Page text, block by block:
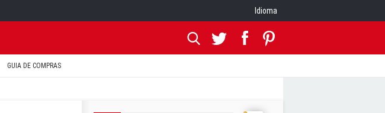
Idioma
GUIA DE COMPRAS